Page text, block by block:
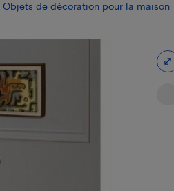
Objets de décoration pour la maison